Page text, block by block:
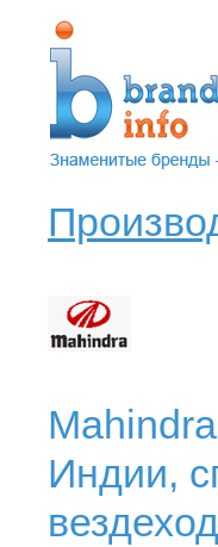
Индии,